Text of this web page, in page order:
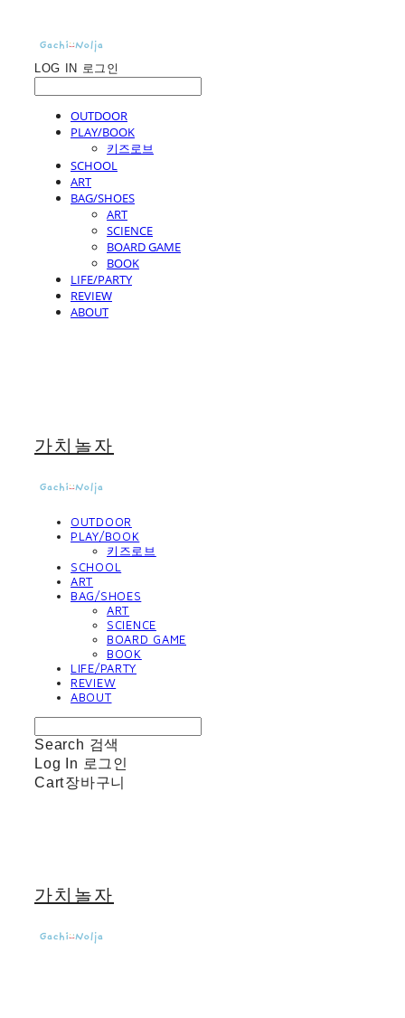
LOG IN 로그인
OUTDOOR
PLAY/BOOK
키즈로브
SCHOOL
ART
BAG/SHOES
ART
SCIENCE
BOARD GAME
BOOK
LIFE/PARTY
REVIEW
ABOUT
가치놀자
OUTDOOR
PLAY/BOOK
키즈로브
SCHOOL
ART
BAG/SHOES
ART
SCIENCE
BOARD GAME
BOOK
LIFE/PARTY
REVIEW
ABOUT
Search 검색
Log In 로그인
Cart장바구니
가치놀자